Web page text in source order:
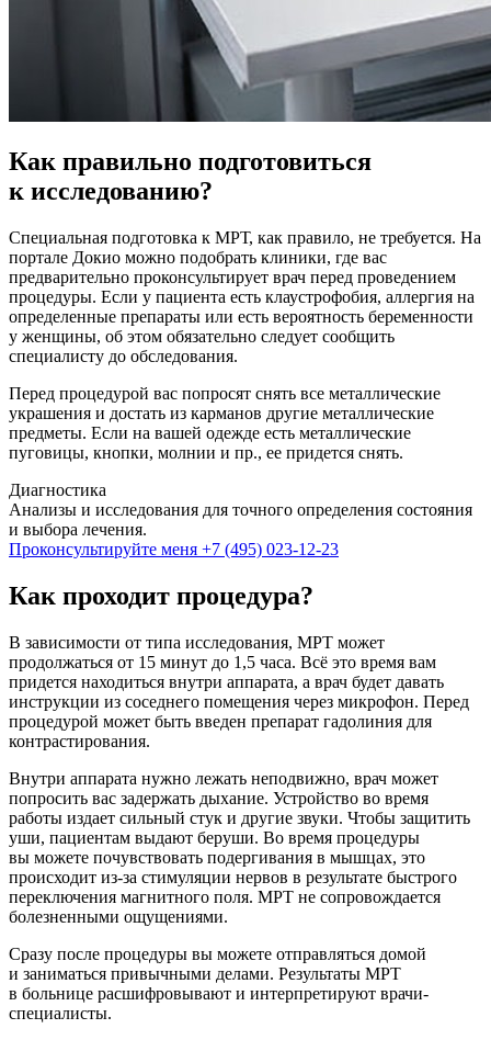
Как правильно подготовиться
к исследованию?
Специальная подготовка к МРТ, как правило, не требуется. На
портале Докио можно подобрать клиники, где вас
предварительно проконсультирует врач перед проведением
процедуры. Если у пациента есть клаустрофобия, аллергия на
определенные препараты или есть вероятность беременности
у женщины, об этом обязательно следует сообщить
специалисту до обследования.
Перед процедурой вас попросят снять все металлические
украшения и достать из карманов другие металлические
предметы. Если на вашей одежде есть металлические
пуговицы, кнопки, молнии и пр., ее придется снять.
Диагностика
Анализы и исследования для точного определения состояния
и выбора лечения.
Проконсультируйте меня +7 (495) 023-12-23
Как проходит процедура?
В зависимости от типа исследования, МРТ может
продолжаться от 15 минут до 1,5 часа. Всё это время вам
придется находиться внутри аппарата, а врач будет давать
инструкции из соседнего помещения через микрофон. Перед
процедурой может быть введен препарат гадолиния для
контрастирования.
Внутри аппарата нужно лежать неподвижно, врач может
попросить вас задержать дыхание. Устройство во время
работы издает сильный стук и другие звуки. Чтобы защитить
уши, пациентам выдают беруши. Во время процедуры
вы можете почувствовать подергивания в мышцах, это
происходит из-за стимуляции нервов в результате быстрого
переключения магнитного поля. МРТ не сопровождается
болезненными ощущениями.
Сразу после процедуры вы можете отправляться домой
и заниматься привычными делами. Результаты МРТ
в больнице расшифровывают и интерпретируют врачи-
специалисты.